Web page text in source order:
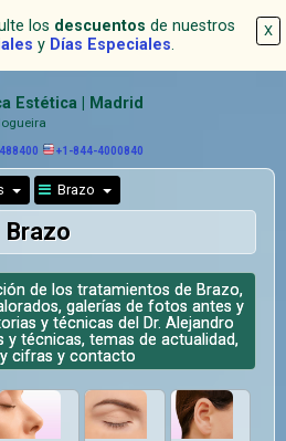
X
los descuentos de nuestros
y Días Especiales.
Estética | Madrid
+1-844-4000840
Brazo
Brazo
de los tratamientos de Brazo,
galerías de fotos antes y
y técnicas del Dr. Alejandro
y técnicas, temas de actualidad,
cifras y contacto